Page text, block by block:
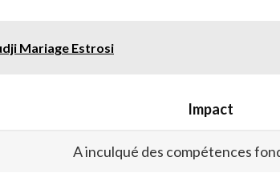
Mariage Estrosi
Impact
A inculqué des compétences